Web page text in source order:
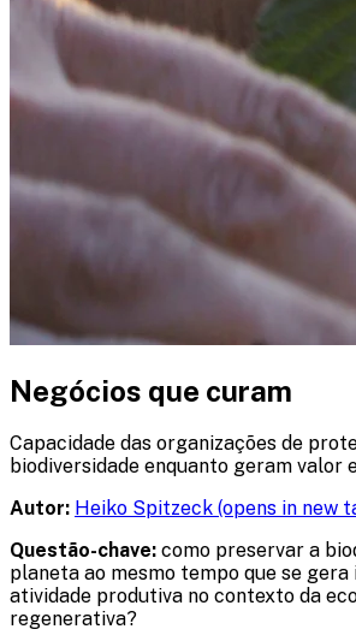
Negócios que curam
Capacidade das organizações de
biodiversidade enquanto geram valor
Autor: Heiko Spitzeck​ (opens in new
Questão-chave: como preservar a
planeta ao mesmo tempo que se gera
atividade produtiva no contexto da
regenerativa?​